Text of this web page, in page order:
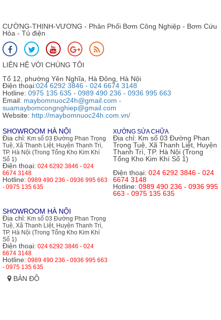
CƯỜNG-THỊNH-VƯƠNG - Phân Phối Bơm Công Nghiệp - Bơm Cứu
Hỏa - Tủ điện
LIÊN HỆ VỚI CHÚNG TÔI
Tổ 12, phường Yên Nghĩa, Hà Đông, Hà Nội
Điện thoại:024 6292 3846 - 024 6674 3148
Hotline: 0975 135 635 - 0989 490 236 - 0936 995 663
Email: maybomnuoc24h@gmail.com -
suamaybomcongnghiep@gmail.com
Website: http://maybomnuoc24h.com.vn/
SHOWROOM HÀ NỘI
Địa chỉ: Km số 03 Đường Phan Trọng
Tuệ, Xã Thanh Liệt, Huyện Thanh Trì,
TP. Hà Nội (Trong Tổng Kho Kim Khí
Số 1)
Điện thoại: 024 6292 3846 - 024
6674 3148
Hotline: 0989 490 236 - 0936 995 663
- 0975 135 635
XƯỞNG SỬA CHỮA
Địa chỉ: Km số 03 Đường Phan
Trọng Tuệ, Xã Thanh Liệt, Huyện
Thanh Trì, TP. Hà Nội (Trong
Tổng Kho Kim Khí Số 1)
Điện thoại: 024 6292 3846 - 024
6674 3148
Hotline: 0989 490 236 - 0936 995
663 - 0975 135 635
SHOWROOM HÀ NỘI
Địa chỉ: Km số 03 Đường Phan Trọng
Tuệ, Xã Thanh Liệt, Huyện Thanh Trì,
TP. Hà Nội (Trong Tổng Kho Kim Khí
Số 1)
Điện thoại: 024 6292 3846 - 024
6674 3148
Hotline: 0989 490 236 - 0936 995 663
- 0975 135 635
BẢN ĐỒ